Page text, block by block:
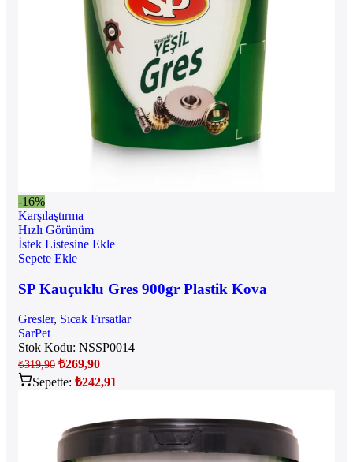
-16%
Karşılaştırma
Hızlı Görünüm
İstek Listesine Ekle
Sepete Ekle
SP Kauçuklu Gres 900gr Plastik Kova
Gresler, Sıcak Fırsatlar
SarPet
Stok Kodu: NSSP0014
₺319,90 ₺269,90
Sepette: ₺242,91